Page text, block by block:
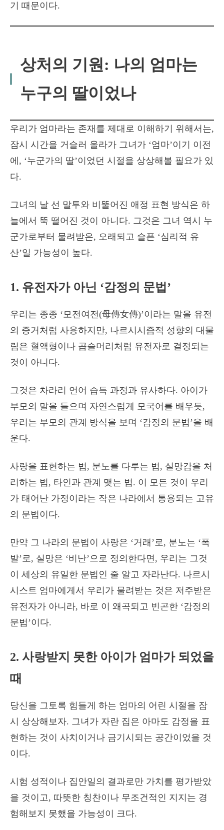
기 때문이다.
상처의 기원: 나의 엄마는
누구의 딸이었나
우리가 엄마라는 존재를 제대로 이해하기 위해서는,
잠시 시간을 거슬러 올라가 그녀가 ‘엄마’이기 이전
에, ‘누군가의 딸’이었던 시절을 상상해볼 필요가 있
다.
그녀의 날 선 말투와 비뚤어진 애정 표현 방식은 하
늘에서 뚝 떨어진 것이 아니다. 그것은 그녀 역시 누
군가로부터 물려받은, 오래되고 슬픈 ‘심리적 유
산’일 가능성이 높다.
1. 유전자가 아닌 ‘감정의 문법’
우리는 종종 ‘모전여전(母傳女傳)’이라는 말을 유전
의 증거처럼 사용하지만, 나르시시즘적 성향의 대물
림은 혈액형이나 곱슬머리처럼 유전자로 결정되는
것이 아니다.
그것은 차라리 언어 습득 과정과 유사하다. 아이가
부모의 말을 들으며 자연스럽게 모국어를 배우듯,
우리는 부모의 관계 방식을 보며 ‘감정의 문법’을 배
운다.
사랑을 표현하는 법, 분노를 다루는 법, 실망감을 처
리하는 법, 타인과 관계 맺는 법. 이 모든 것이 우리
가 태어난 가정이라는 작은 나라에서 통용되는 고유
의 문법이다.
만약 그 나라의 문법이 사랑은 ‘거래’로, 분노는 ‘폭
발’로, 실망은 ‘비난’으로 정의한다면, 우리는 그것
이 세상의 유일한 문법인 줄 알고 자라난다. 나르시
시스트 엄마에게서 우리가 물려받는 것은 저주받은
유전자가 아니라, 바로 이 왜곡되고 빈곤한 ‘감정의
문법’이다.
2. 사랑받지 못한 아이가 엄마가 되었을
때
당신을 그토록 힘들게 하는 엄마의 어린 시절을 잠
시 상상해보자. 그녀가 자란 집은 아마도 감정을 표
현하는 것이 사치이거나 금기시되는 공간이었을 것
이다.
시험 성적이나 집안일의 결과로만 가치를 평가받았
을 것이고, 따뜻한 칭찬이나 무조건적인 지지는 경
험해보지 못했을 가능성이 크다.